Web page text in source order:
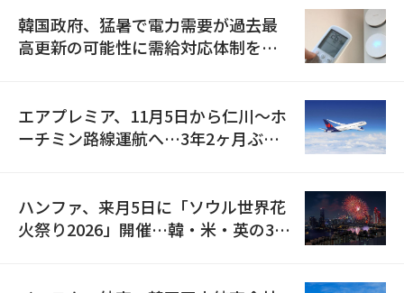
韓国政府、猛暑で電力需要が過去最
高更新の可能性に需給対応体制を点
エアプレミア、11月5日から仁川〜ホ
ーチミン路線運航へ…3年2ヶ月ぶり
ハンファ、来月5日に「ソウル世界花
火祭り2026」開催…韓・米・英の3カ